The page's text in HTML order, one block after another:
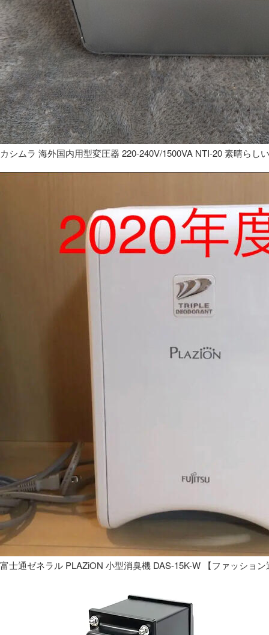
カシムラ 海外国内用型変圧器 220-240V/1500VA NTI-20 素晴らし
富士通ゼネラル PLAZiON 小型消臭機 DAS-15K-W 【ファッション